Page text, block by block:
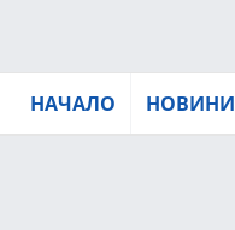
НАЧАЛО НОВИНИ